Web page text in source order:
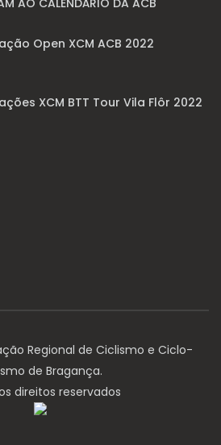
Open XCM ACB 2022
XCM BTT Tour Vila Flôr 2022
Regional de Ciclismo e Ciclo-
de Bragança.
direitos reservados